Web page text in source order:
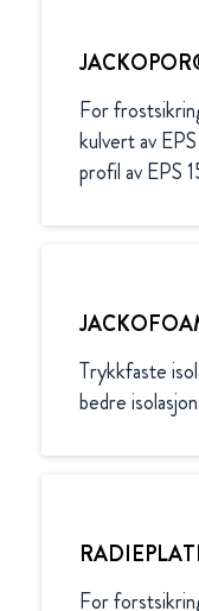
For
kulvert av
profil av EPS
Trykkfaste
bedre
For